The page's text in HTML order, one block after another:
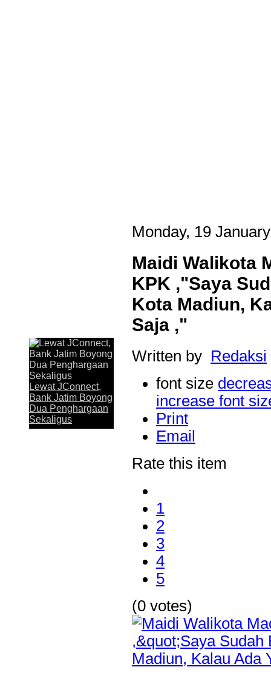
Lewat JConnect, Bank Jatim Boyong Dua
JAKARTA,KORANRAKYAT.COM,- 30 Juli 2026. Komitmen
Timur Tbk (Bank Jatim) dalam menghadirkan layanan
memperoleh apresiasi. Melalui aplikasi digital JConnect
penghargaan Top Digital Application...
Lewat JConnect,
Bank Jatim Boyong
Dua Penghargaan
Sekaligus
Monday, 19
Maidi Walikota
KPK ,"Saya
Kota Madiun,
Saja ,"
Written by Redaksi
font size
increase font
Print
Email
Rate this item
1
2
3
4
5
(0 votes)